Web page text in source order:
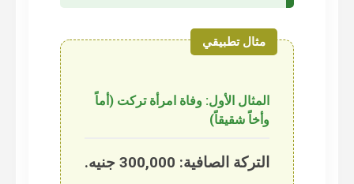
المثال الأول: وفاة امرأة تركت (أماً
وأخاً شقيقاً)
التركة الصافية: 300,000 جنيه.